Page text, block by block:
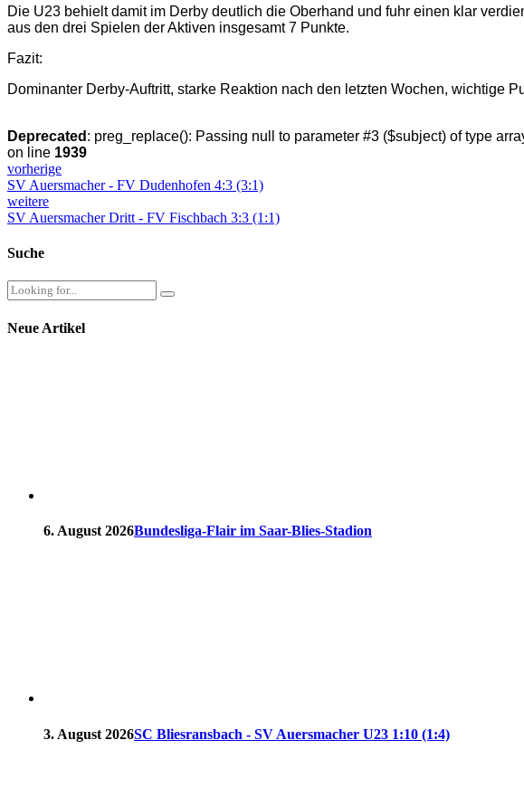
Die U23 behielt damit im Derby deutlich die Oberhand und fuhr einen klar
aus den drei Spielen der Aktiven insgesamt 7 Punkte.
Fazit:
Dominanter Derby-Auftritt, starke Reaktion nach den letzten Wochen, wichtige
Deprecated : preg_replace(): Passing null to parameter #3 ($subject) of type
on line 1939
vorherige
SV Auersmacher - FV Dudenhofen 4:3 (3:1)
weitere
SV Auersmacher Dritt - FV Fischbach 3:3 (1:1)
Suche
Neue Artikel
6. August 2026Bundesliga-Flair im Saar-Blies-Stadion
3. August 2026SC Bliesransbach - SV Auersmacher U23 1:10 (1:4)